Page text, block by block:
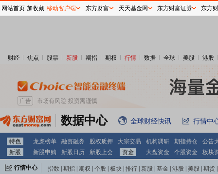
财经 焦点 股票 新股 期指 期权 行情 数据 全球 美股 港股
数据中心 全球财经快讯 行情中
特色 龙虎榜单 融资融券 股权质押 大宗交易 机构调研 期指持仓
公告
新股
新股申购 新股日历 新股上会 资金 大盘资金 个股资金 板块
行情中心 指数 期指 期权 个股 板块 排行 新股 基金 港股 美股 期货
网站首页 加收藏 移动客户端 东方财富 天天基金网 东方财富证券 东方